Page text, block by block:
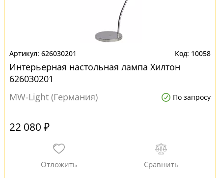
626030201 10058
Интерьерная настольная лампа Хилтон
626030201
MW-Light (Германия)
По запросу
22 080 ₽